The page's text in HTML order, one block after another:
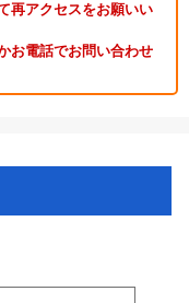
再アクセスをお願いい
お電話でお問い合わせ